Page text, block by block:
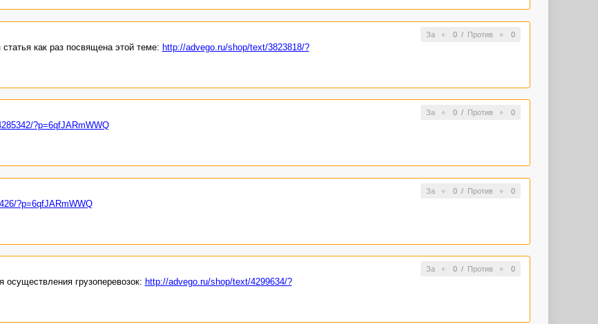
За 0/ Против 0
как раз посвящена этой теме: http://advego.ru/shop/text/3823818/?
За 0/ Против 0
?p=6qfJARmWWQ
За 0/ Против 0
?p=6qfJARmWWQ
За 0/ Против 0
грузоперевозок: http://advego.ru/shop/text/4299634/?